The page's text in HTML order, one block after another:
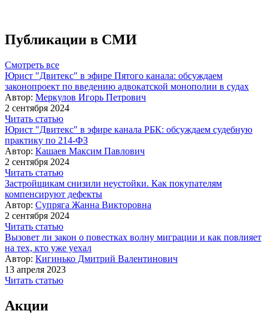
Публикации в СМИ
Смотреть все
Юрист "Двитекс" в эфире Пятого канала: обсуждаем
законопроект по введению адвокатской монополии в судах
Автор: Меркулов Игорь Петрович
2 сентября 2024
Читать статью
Юрист "Двитекс" в эфире канала РБК: обсуждаем судебную
практику по 214-ФЗ
Автор: Кашаев Максим Павлович
2 сентября 2024
Читать статью
Застройщикам снизили неустойки. Как покупателям
компенсируют дефекты
Автор: Супряга Жанна Викторовна
2 сентября 2024
Читать статью
Вызовет ли закон о повестках волну миграции и как повлияет
на тех, кто уже уехал
Автор: Кигинько Дмитрий Валентинович
13 апреля 2023
Читать статью
Акции